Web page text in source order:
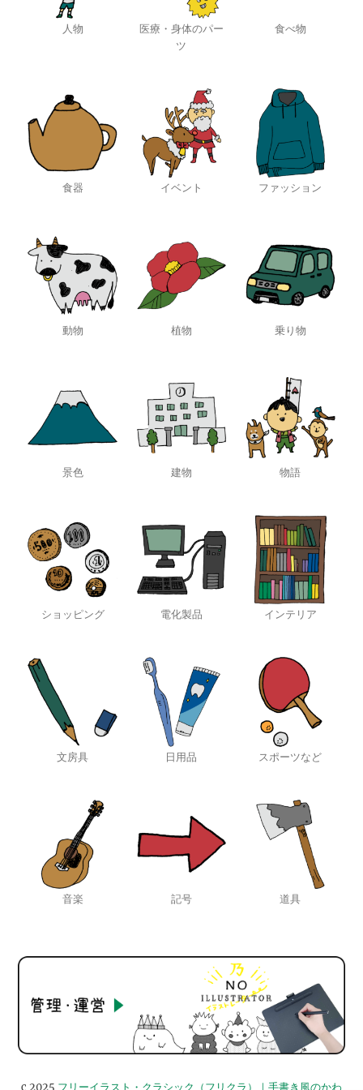
人物
医療・身体のパー
ツ
食べ物
食器 イベント ファッション
動物 植物 乗り物
景色 建物 物語
ショッピング 電化製品 インテリア
文房具 日用品 スポーツなど
音楽 記号 道具
c 2025 フリーイラスト・クラシック（フリクラ）｜手書き風のかわ